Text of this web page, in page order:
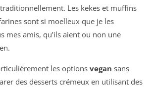
Les kekes et muffins
sont si moelleux que je les
mes amis, qu’ils aient ou non une
les options vegan sans
des desserts crémeux en utilisant des